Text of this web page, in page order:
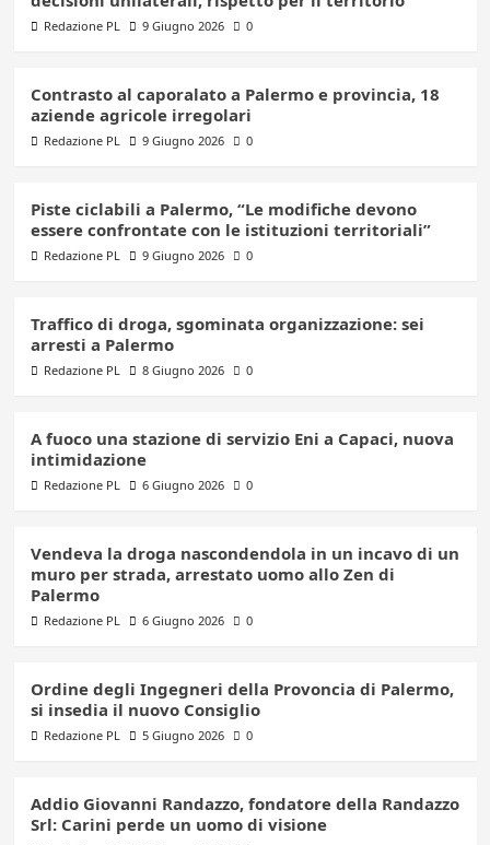
Redazione PL 9 Giugno 2026 0
Contrasto al caporalato a Palermo e provincia, 18
aziende agricole irregolari
Redazione PL 9 Giugno 2026 0
Piste ciclabili a Palermo, “Le modifiche devono
essere confrontate con le istituzioni territoriali”
Redazione PL 9 Giugno 2026 0
Traffico di droga, sgominata organizzazione: sei
arresti a Palermo
Redazione PL 8 Giugno 2026 0
A fuoco una stazione di servizio Eni a Capaci, nuova
intimidazione
Redazione PL 6 Giugno 2026 0
Vendeva la droga nascondendola in un incavo di un
muro per strada, arrestato uomo allo Zen di
Palermo
Redazione PL 6 Giugno 2026 0
Ordine degli Ingegneri della Provoncia di Palermo,
si insedia il nuovo Consiglio
Redazione PL 5 Giugno 2026 0
Addio Giovanni Randazzo, fondatore della Randazzo
Srl: Carini perde un uomo di visione